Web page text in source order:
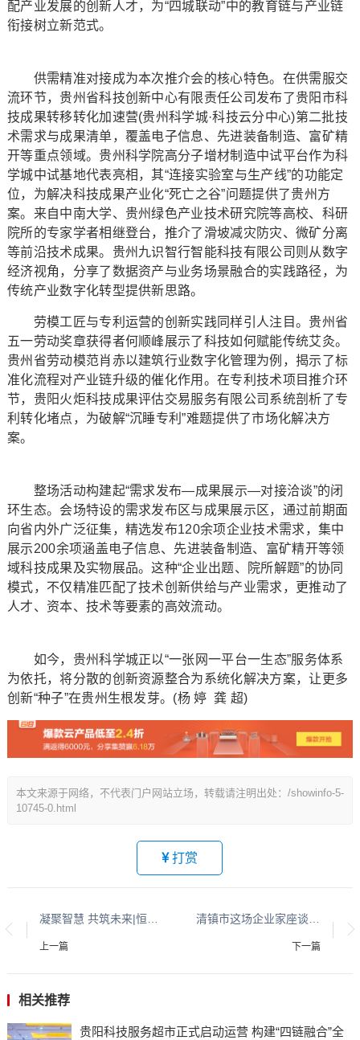
配产业发展的创新人才，为“四城联动”中的教育链与产业链
衔接树立新范式。
供需精准对接成为本次推介会的核心特色。在供需服交
流环节，贵州省科技创新中心有限责任公司发布了贵阳市科
技成果转移转化加速营(贵州科学城·科技云分中心)第二批技
术需求与成果清单，覆盖电子信息、先进装备制造、富矿精
开等重点领域。贵州科学院高分子增材制造中试平台作为科
学城中试基地代表亮相，其“连接实验室与生产线”的功能定
位，为解决科技成果产业化“死亡之谷”问题提供了贵州方
案。来自中南大学、贵州绿色产业技术研究院等高校、科研
院所的专家学者相继登台，推介了滑坡减灾防灾、微矿分离
等前沿技术成果。贵州九识智行智能科技有限公司则从数字
经济视角，分享了数据资产与业务场景融合的实践路径，为
传统产业数字化转型提供新思路。
劳模工匠与专利运营的创新实践同样引人注目。贵州省
五一劳动奖章获得者何顺峰展示了科技如何赋能传统艾灸。
贵州省劳动模范肖赤以建筑行业数字化管理为例，揭示了标
准化流程对产业链升级的催化作用。在专利技术项目推介环
节，贵阳火炬科技成果评估交易服务有限公司系统剖析了专
利转化堵点，为破解“沉睡专利”难题提供了市场化解决方
案。
整场活动构建起“需求发布—成果展示—对接洽谈”的闭
环生态。会场特设的需求发布区与成果展示区，通过前期面
向省内外广泛征集，精选发布120余项企业技术需求，集中
展示200余项涵盖电子信息、先进装备制造、富矿精开等领
域科技成果及实物展品。这种“企业出题、院所解题”的协同
模式，不仅精准匹配了技术创新供给与产业需求，更推动了
人才、资本、技术等要素的高效流动。
如今，贵州科学城正以“一张网一平台一生态”服务体系
为依托，将分散的创新资源整合为系统化解决方案，让更多
创新“种子”在贵州生根发芽。(杨 婷 龚 超)
本文来源于网络，不代表门户网站立场，转载请注明出处：/showinfo-5-
10745-0.html
打赏
凝聚智慧 共筑未来|恒诚信集团2025年项目经理交流大会圆满落幕
上一篇
清镇市这场企业家座谈干货满满，看看聊了些啥?
下一篇
相关推荐
贵阳科技服务超市正式启动运营 构建“四链融合”全